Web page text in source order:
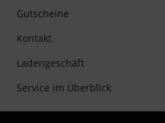
Gutscheine
Kontakt
Ladengeschäft
Service im Überblick